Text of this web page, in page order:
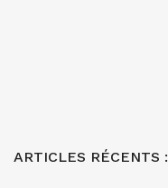
ARTICLES RÉCENTS :